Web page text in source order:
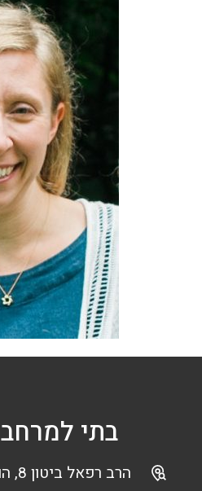
בתי למרחב
הרב רפאל ביטון 8, הוד השרון